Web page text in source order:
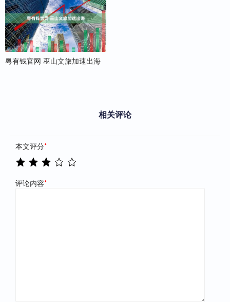
粤有钱官网 巫山文旅加速出海
相关评论
本文评分*
评论内容*